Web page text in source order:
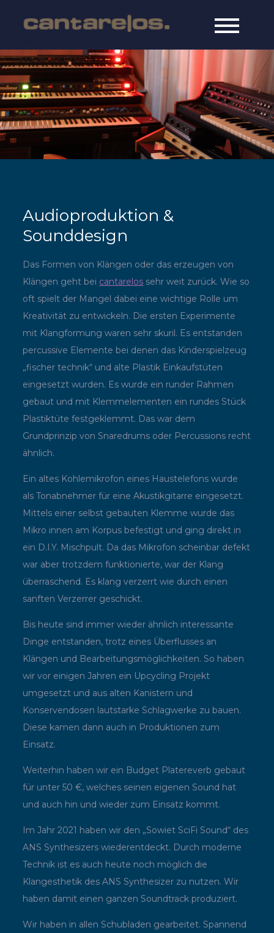
cantarelos
music
online since 1997
Audioproduktion &
Sounddesign
Das Formen von Klängen oder das erzeugen von
Klängen geht bei cantarelos sehr weit zurück. Wie so
oft spielt der Mangel dabei eine wichtige Rolle um
Kreativität zu entwickeln. Die ersten Experimente
mit Klangformung waren sehr skuril. Es entstanden
percussive Elemente bei denen das Kinderspielzeug
„fischer technik“ und alte Plastik Einkaufstüten
eingesetzt wurden. Es wurde ein runder Rahmen
gebaut und mit Klemmelementen ein rundes Stück
Plastiktüte festgeklemmt. Das war dem
Grundprinzip von Snaredrums oder Percussions recht
ähnlich.
Ein altes Kohlemikrofon eines Haustelefons wurde
als Tonabnehmer für eine Akustikgitarre eingesetzt.
Mittels einer selbst gebauten Klemme wurde das
Mikro innen am Korpus befestigt und ging direkt in
ein D.I.Y. Mischpult. Da das Mikrofon scheinbar defekt
war aber trotzdem funktionierte, war der Klang
überraschend. Es klang verzerrt wie durch einen
sanften Verzerrer geschickt.
Bis heute sind immer wieder ähnlich interessante
Dinge entstanden, trotz eines Überflusses an
Klängen und Bearbeitungsmöglichkeiten. So haben
wir vor einigen Jahren ein Upcycling Projekt
umgesetzt und aus alten Kanistern und
Konservendosen lautstarke Schlagwerke zu bauen.
Diese kamen dann auch in Produktionen zum
Einsatz.
Weiterhin haben wir ein Budget Platereverb gebaut
für unter 50 €, welches seinen eigenen Sound hat
und auch hin und wieder zum Einsatz kommt.
Im Jahr 2021 haben wir den „Sowiet SciFi Sound“ des
ANS Synthesizers wiederentdeckt. Durch moderne
Technik ist es auch heute noch möglich die
Klangesthetik des ANS Synthesizer zu nutzen. Wir
haben damit einen ganzen Soundtrack produziert.
Wir haben in allen Schubladen gearbeitet. Spannend